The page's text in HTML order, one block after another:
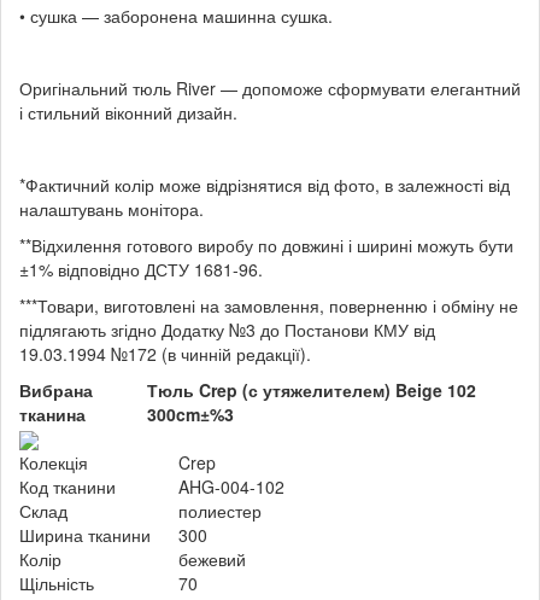
• сушка — заборонена машинна сушка.
Оригінальний тюль River — допоможе сформувати елегантний
і стильний віконний дизайн.
*Фактичний колір може відрізнятися від фото, в залежності від
налаштувань монітора.
**Відхилення готового виробу по довжині і ширині можуть бути
±1% відповідно ДСТУ 1681-96.
***Товари, виготовлені на замовлення, поверненню і обміну не
підлягають згідно Додатку №3 до Постанови КМУ від
19.03.1994 №172 (в чинній редакції).
Вибрана
тканина
Тюль Crep (с утяжелителем) Beige 102
300cm±%3
Колекція
Crep
Код тканини
AHG-004-102
Склад
полиестер
Ширина тканини
300
Колір
бежевий
Щільність
70